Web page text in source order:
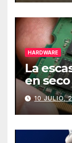
HARDWARE
La
en
de PCs
10 JULIO,